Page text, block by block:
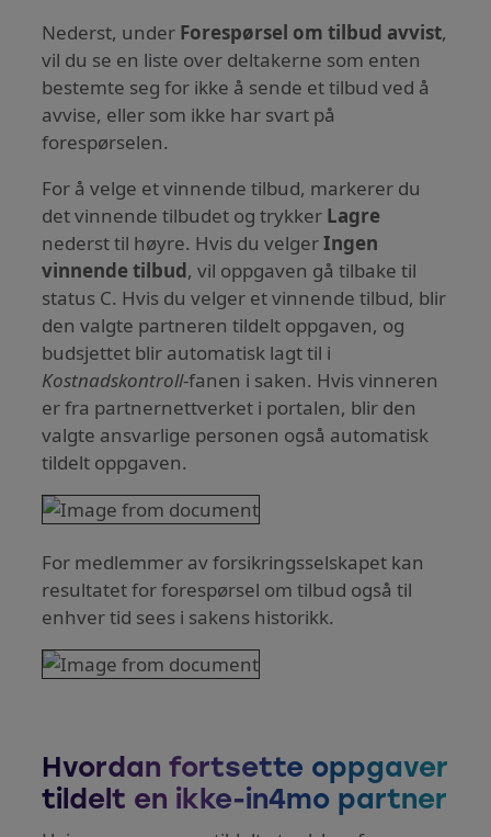
Nederst, under Forespørsel om tilbud avvist,
vil du se en liste over deltakerne som enten
bestemte seg for ikke å sende et tilbud ved å
avvise, eller som ikke har svart på
forespørselen.
For å velge et vinnende tilbud, markerer du
det vinnende tilbudet og trykker Lagre
nederst til høyre. Hvis du velgerIngen
vinnende tilbud, vil oppgaven gå tilbake til
status C. Hvis du velger et vinnende tilbud, blir
den valgte partneren tildelt oppgaven, og
budsjettet blir automatisk lagt til i
Kostnadskontroll-fanen i saken. Hvis vinneren
er fra partnernettverket i portalen, blir den
valgte ansvarlige personen også automatisk
tildelt oppgaven.
For medlemmer av forsikringsselskapet kan
resultatet for forespørsel om tilbud også til
enhver tid sees i sakens historikk.
Hvordan fortsette oppgaver
tildelt en ikke-in4mo partner